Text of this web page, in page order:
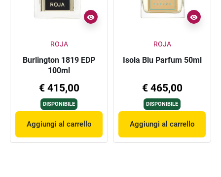
ROJA
Burlington 1819 EDP
100ml
€ 415,00
DISPONIBILE
Aggiungi al carrello
ROJA
Isola Blu Parfum 50ml
€ 465,00
DISPONIBILE
Aggiungi al carrello